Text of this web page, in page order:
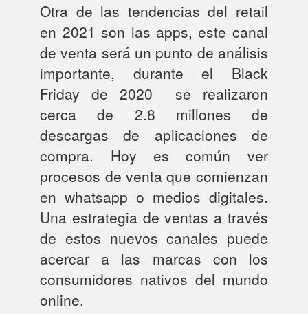
Otra de las tendencias del retail
en 2021 son las apps, este canal
de venta será un punto de análisis
importante, durante el Black
Friday de 2020 se realizaron
cerca de 2.8 millones de
descargas de aplicaciones de
compra. Hoy es común ver
procesos de venta que comienzan
en whatsapp o medios digitales.
Una estrategia de ventas a través
de estos nuevos canales puede
acercar a las marcas con los
consumidores nativos del mundo
online.